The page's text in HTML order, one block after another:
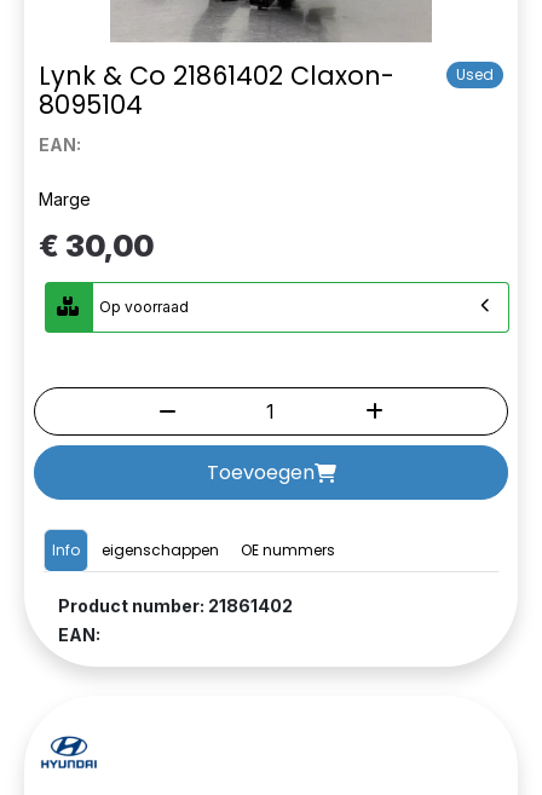
Lynk & Co 21861402 Claxon-
8095104
Used
EAN:
Info eigenschappen OE nummers
Product number: 21861402
EAN:
Marge
€ 30,00
Op voorraad
Toevoegen